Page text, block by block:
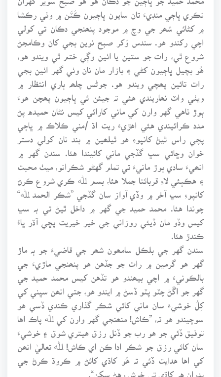
نڪري ڀاڄي منڊيءَ تان سايون ڀاڄيون ڪَٽَن ۾ وٺي رڪشا
۾ کڻائي شھر جي وچ ۾ موجود پنھنجي دڪان تي کولي
اچي رکندو هو. سندس وَکر صبح نوين بجي کان وڪامجڻ
شروع ٿي، رات جو ستين يا اٺين وڳي ختم ٿي ويندو هو،
هُو بچيل ڀاڄيون کڻي ۽ بازار مان نان وٺي گهر اٺين بجي
رات تائين پھچي ويندو هو. جوڻس چلھہ ٻاري انتظار ۾
ويٺي واٽ نھاريندي هئي تہ جيئن ئي ڀاڄيون پھچن هوءَ
ٻوڙ ٺاهي گهر وارن کي ماني کارائي کيس نڻان حميده پڻ
مدد ڪرائيندي هئي اهڙيءَ ريت اڌ /مني ڪلاڪ ۾ ڀاڄي
پچي راس ٿيڻ کانپوءِ هو ٿيلھين ۾ بند نان کولي دستر
خوان وڇائي سڀ گڏجي ماني کائيندا هئا. سندن گهر ۾
انھيءَ سادي ٻوڙ مانيءَ تي تمام گهڻو شڪرانو، ميٺ محبت
۽ هڪٻئي لاءِ قربائتا جملا هئا، بسم ﷲ ڪري شروع ڪرڻ
کانپوءِ سڀ آخر ۾ وڏي آواز سان گڏجي ”شڪر الحمد ﷲ“
چوندا هئا. محمد حميد جي گهر ۾ داخل ٿيڻ تي بہ سڀ
کيس وڏو مان ڏيئي روزاني جي خير خيريت پڇي آڌر ڀاءُ
ڪندڙ هئا.
سندن گهر جي بلڪل سامھون شھر جي قاضيءَ جو ٻہ ماڙ
گهر هو گرمين ۾ رات جو جڏهن هو پنھنجي ماڙيءَ جي
بالڪونيءَ ۾ اچي بيھندو هو تڏهن کيس محمد حميد جي
گهر جو اڱڻ چٽو پٽو ڏسڻ ۾ ايندو هو، جتي انھن سڀني کي
کِلُ خوشيءَ سان ماني کائي شڪر گذاري ڪندي ڏسي هو
سوچيندو هو تہ، ”ڪاش! منھنجي گهر وارن کي ﷲ پاڪ اها
توفيق ڏئي جو هو رب جو ڏنل رزق هيتري شوق ۽ خوشيءَ
سان کائي رزق جو شڪر ادا ڪن اي ڪاش! ﷲ تعاليٰ انھن
کي اها هدايت ڏئي تہ هُو کاڌي کائڻ ۾ ڪروڌ ڪرڻ جي
بدران هر کاڌي تي خوش رهڻ سکن“.